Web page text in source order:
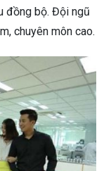
đồng bộ. Đội ngũ
chuyên môn cao.